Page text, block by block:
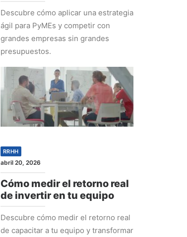
Descubre cómo aplicar una estrategia
ágil para PyMEs y competir con
grandes empresas sin grandes
presupuestos.
RRHH
abril 20, 2026
Cómo medir el retorno real
de invertir en tu equipo
Descubre cómo medir el retorno real
de capacitar a tu equipo y transformar